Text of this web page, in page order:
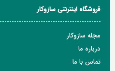
فروشگاه اینترنتی سازوکار
مجله سازوکار
درباره ما
تماس با ما